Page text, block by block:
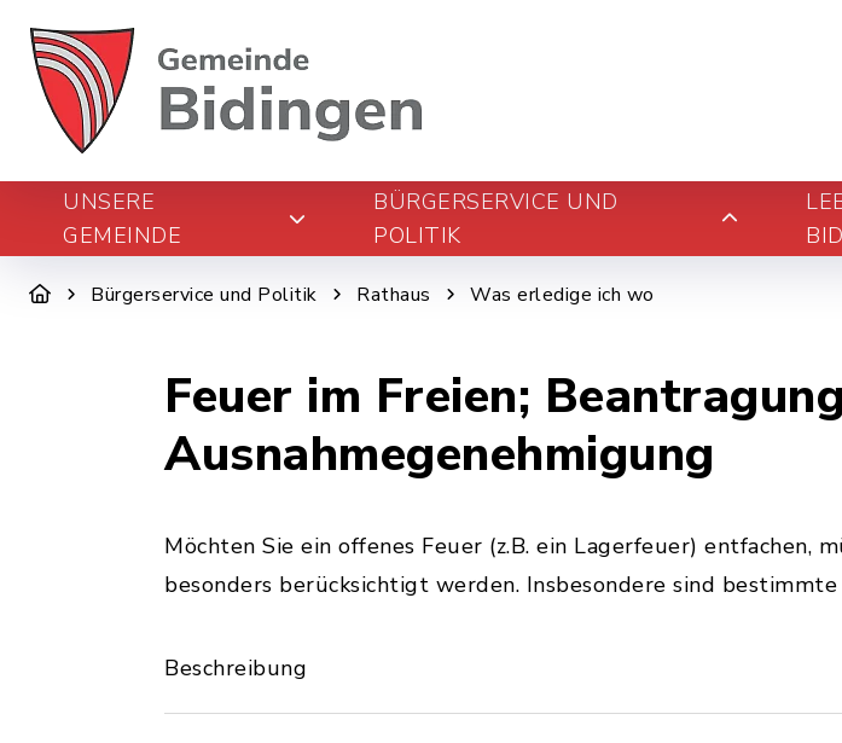
UNSERE
GEMEINDE
BÜRGERSERVICE UND
POLITIK
Bürgerservice und Politik Rathaus Was erledige ich wo
Feuer im Freien;
Ausnahmegenehmigung
Möchten Sie ein offenes Feuer (z.B. ein Lagerfeuer) entfachen,
besonders berücksichtigt werden. Insbesondere sind
Beschreibung